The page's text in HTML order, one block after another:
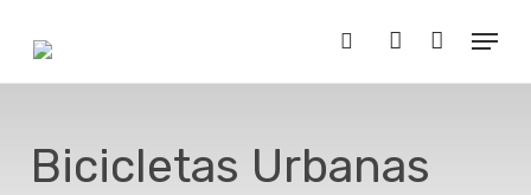
main
content
Buscar..account
Menu
Bicicletas Urbanas
Close